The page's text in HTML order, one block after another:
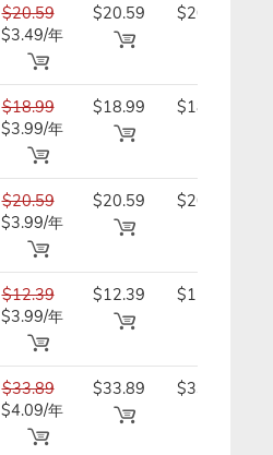
$20.59
$3.49/年
$20.59
$20.59/
$18.99
$3.99/年
$18.99
$18.99/
$20.59
$3.99/年
$20.59
$20.59/
$12.39
$3.99/年
$12.39
$12.39/
$33.89
$4.09/年
$33.89
$33.89/